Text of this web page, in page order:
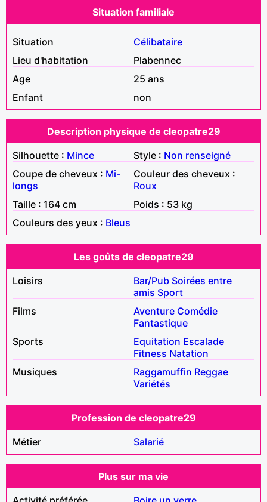
Situation familiale
Situation
Célibataire
Lieu d'habitation
Plabennec
Age
25 ans
Enfant
non
Description physique de cleopatre29
Silhouette : Mince Style : Non renseigné
Coupe de cheveux : Mi-
longs
Couleur des cheveux :
Roux
Taille : 164 cm
Poids : 53 kg
Couleurs des yeux : Bleus
Les goûts de cleopatre29
Loisirs
Bar/Pub Soirées entre
amis Sport
Films
Aventure Comédie
Fantastique
Sports
Equitation Escalade
Fitness Natation
Musiques
Raggamuffin Reggae
Variétés
Profession de cleopatre29
Métier
Salarié
Plus sur ma vie